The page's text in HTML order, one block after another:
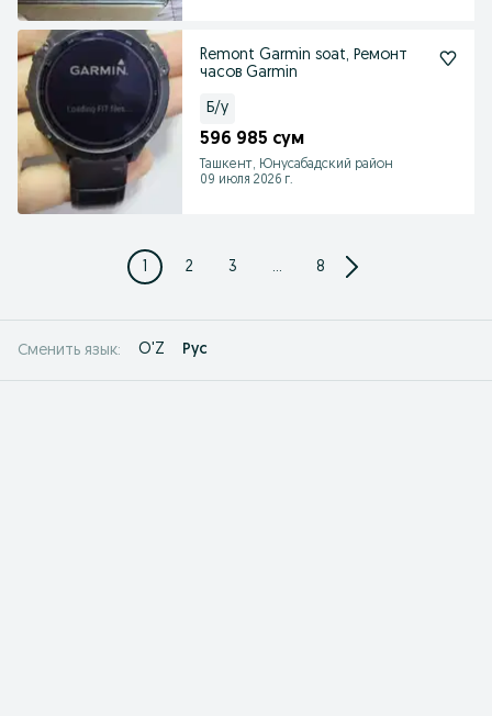
Remont Garmin soat, Ремонт
часов Garmin
Б/у
596 985 сум
Ташкент, Юнусабадский район
09 июля 2026 г.
1 2 3 ... 8
Сменить язык: O'Z Рус